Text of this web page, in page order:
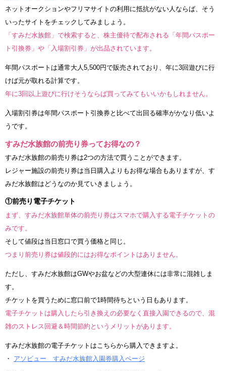
ネットオークションやフリマサイトの利用に抵抗がない人ならば、そう
いったサイトをチェックしてみましょう。
「すみだ水族館」で検索すると、株主優待で配布される「年間パスポー
ト引換券」や「入場割引券」が出品されています。
年間パスポートは通常大人5,500円で販売されており、年に3回遊びに行
けば元が取れる計算です。
年に3回以上遊びに行けそうならば買ってみてもいいかもしれません。
入場割引券は年間パスポート引換券と比べて出回る確率がかなり低いよ
うです。
すみだ水族館の前売り券ってお得なの？
すみだ水族館の前売り券は2つの方法で買うことができます。
レジャー施設の前売り券は当日購入よりもお得な場合もありますが、す
みだ水族館はどうなのか見ていきましょう。
①前売り電子チケット
まず、すみだ水族館単体の前売り券はスマホで購入する電子チケットの
みです。
そして値段は当日窓口で買う価格と同じ。
つまり前売り券は値段的にはお得なポイントはありません。
ただし、すみだ水族館はGWやお盆などの大型連休には非常に混雑しま
す。
チケットを買うために窓口前で1時間待ちという日もあります。
電子チケットは購入したら引き換えの必要なく直接入園できるので、混
雑のストレス回避＆時間節約というメリットがあります。
すみだ水族館の電子チケットはこちらから購入できますよ。
・ アソビュー すみだ水族館入園券購入ページ